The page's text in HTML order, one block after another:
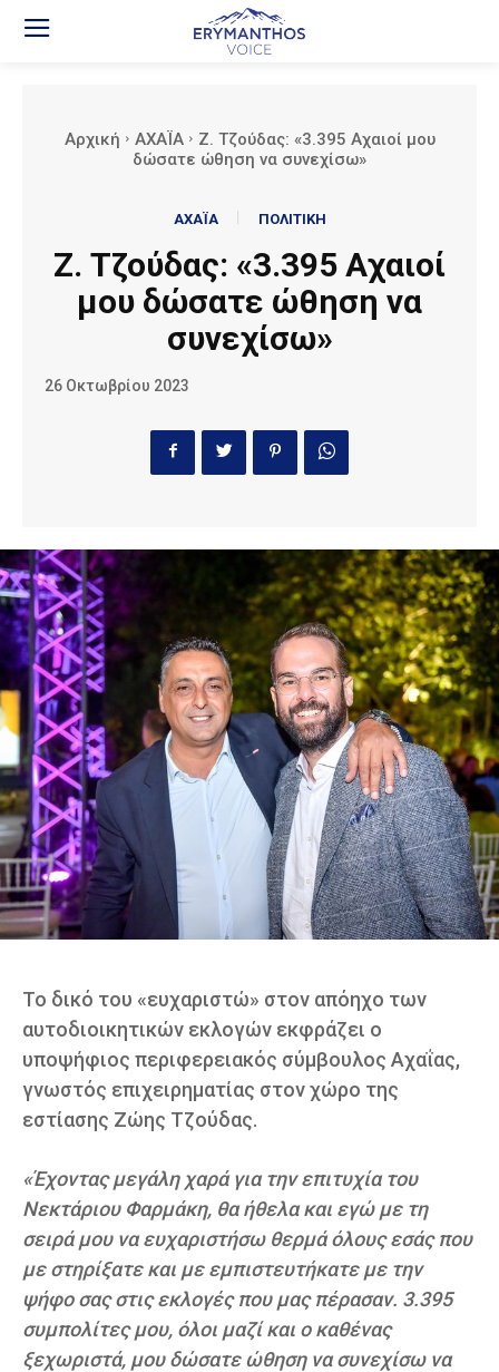
Αρχική ΑΧΑΪΑ
Z. Τζούδας: «3.395 Αχαιοί μου
δώσατε ώθηση να συνεχίσω»
ΑΧΑΪΑ ΠΟΛΙΤΙΚΗ
Z. Τζούδας: «3.395 Αχαιοί
μου δώσατε ώθηση να
συνεχίσω»
26 Οκτωβρίου 2023
Το δικό του «ευχαριστώ» στον απόηχο των
αυτοδιοικητικών εκλογών εκφράζει ο
υποψήφιος περιφερειακός σύμβουλος Αχαΐας,
γνωστός επιχειρηματίας στον χώρο της
εστίασης Ζώης Τζούδας.
«Έχοντας μεγάλη χαρά για την επιτυχία του
Νεκτάριου Φαρμάκη, θα ήθελα και εγώ με τη
σειρά μου να ευχαριστήσω θερμά όλους εσάς που
με στηρίξατε και με εμπιστευτήκατε με την
ψήφο σας στις εκλογές που μας πέρασαν. 3.395
συμπολίτες μου, όλοι μαζί και ο καθένας
ξεχωριστά, μου δώσατε ώθηση να συνεχίσω να